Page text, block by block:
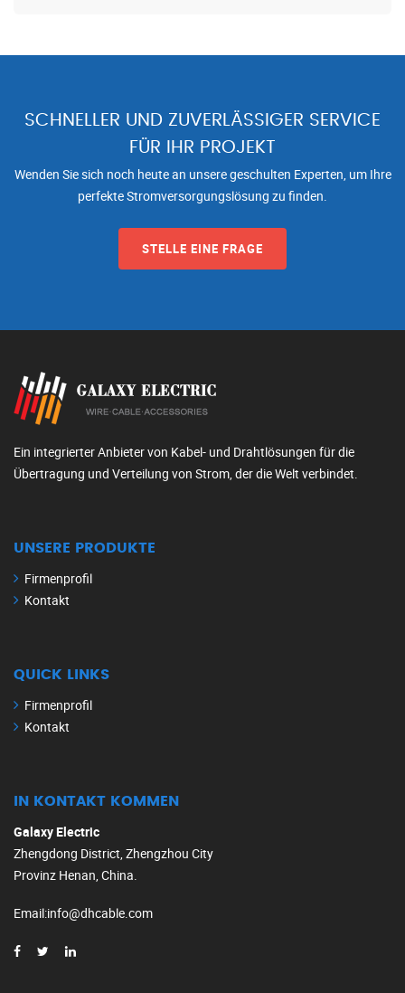
SCHNELLER UND ZUVERLÄSSIGER SERVICE
FÜR IHR PROJEKT
Wenden Sie sich noch heute an unsere geschulten Experten, um Ihre
perfekte Stromversorgungslösung zu finden.
STELLE EINE FRAGE
Ein integrierter Anbieter von Kabel- und Drahtlösungen für die
Übertragung und Verteilung von Strom, der die Welt verbindet.
UNSERE PRODUKTE
Firmenprofil
Kontakt
QUICK LINKS
Firmenprofil
Kontakt
IN KONTAKT KOMMEN
Galaxy Electric
Zhengdong District, Zhengzhou City
Provinz Henan, China.
Email:info@dhcable.com